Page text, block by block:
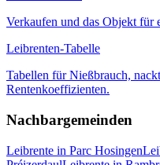
Verkaufen und das Objekt für
Leibrenten-Tabelle
Tabellen für Nießbrauch,
Rentenkoeffizienten.
Nachbargemeinden
Leibrente in Parc Hosingen